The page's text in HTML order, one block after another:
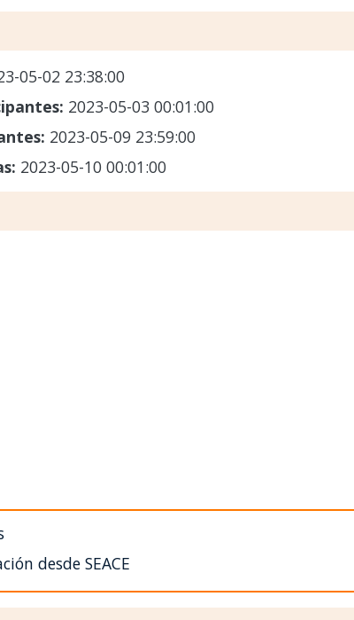
05-02 23:38:00
2023-05-03 00:01:00
2023-05-09 23:59:00
2023-05-10 00:01:00
desde SEACE